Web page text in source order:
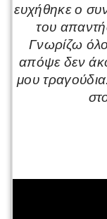
ευχήθηκε ο
του
Γνωρίζω
απόψε δεν
μου